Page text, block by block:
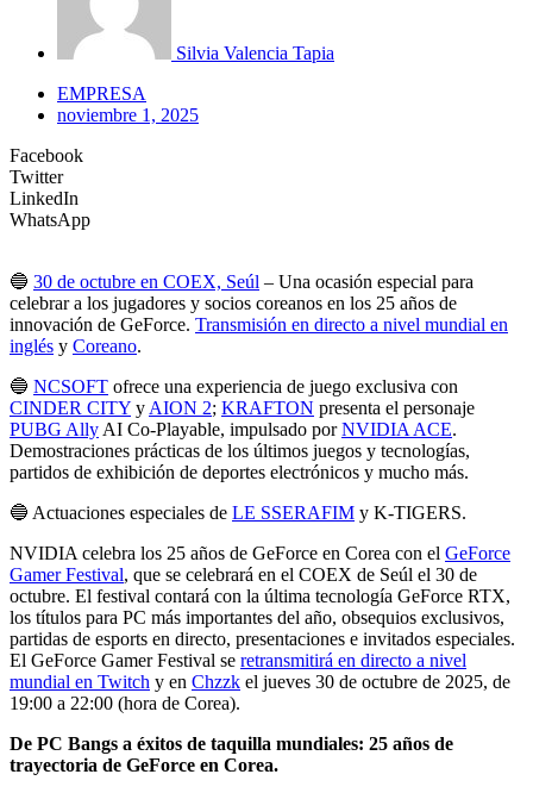
Silvia Valencia Tapia
EMPRESA
noviembre 1, 2025
Facebook
Twitter
LinkedIn
WhatsApp
🔵 30 de octubre en COEX, Seúl – Una ocasión especial para
celebrar a los jugadores y socios coreanos en los 25 años de
innovación de GeForce. Transmisión en directo a nivel mundial en
inglés y Coreano.
🔵 NCSOFT ofrece una experiencia de juego exclusiva con
CINDER CITY y AION 2; KRAFTON presenta el personaje
PUBG Ally AI Co-Playable, impulsado porNVIDIA ACE.
Demostraciones prácticas de los últimos juegos y tecnologías,
partidos de exhibición de deportes electrónicos y mucho más.
🔵 Actuaciones especiales de LE SSERAFIM y K-TIGERS.
NVIDIA celebra los 25 años de GeForce en Corea con el GeForce
Gamer Festival, que se celebrará en el COEX de Seúl el 30 de
octubre. El festival contará con la última tecnología GeForce RTX,
los títulos para PC más importantes del año, obsequios exclusivos,
partidas de esports en directo, presentaciones e invitados especiales.
El GeForce Gamer Festival se retransmitirá en directo a nivel
mundial en Twitch y en Chzzk el jueves 30 de octubre de 2025, de
19:00 a 22:00 (hora de Corea).
De PC Bangs a éxitos de taquilla mundiales: 25 años de
trayectoria de GeForce en Corea.